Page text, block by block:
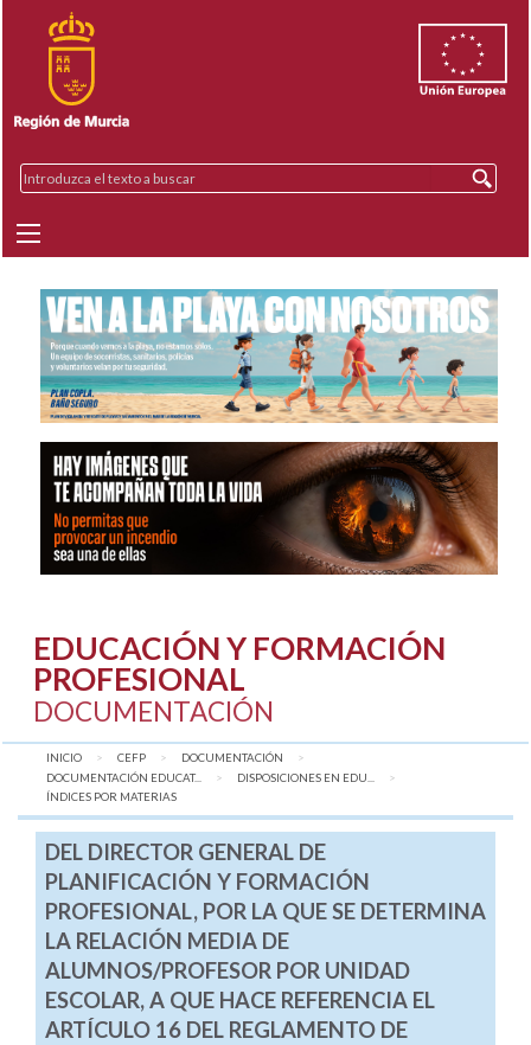
EDUCACIÓN Y FORMACIÓN
PROFESIONAL
DOCUMENTACIÓN
INICIO CEFP
DOCUMENTACIÓN
DOCUMENTACIÓN EDUCAT...
DISPOSICIONES EN EDU...
AQUÍ:
ÍNDICES POR MATERIAS
DEL DIRECTOR GENERAL DE
PLANIFICACIÓN Y FORMACIÓN
PROFESIONAL, POR LA QUE SE DETERMINA
LA RELACIÓN MEDIA DE
ALUMNOS/PROFESOR POR UNIDAD
ESCOLAR, A QUE HACE REFERENCIA EL
ARTÍCULO 16 DEL REGLAMENTO DE